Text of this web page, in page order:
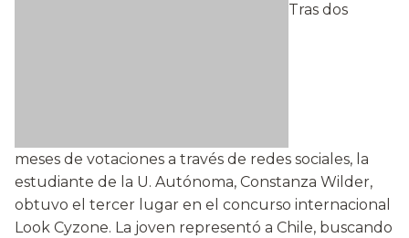
Tras dos
meses de votaciones a través de redes sociales, la
estudiante de la U. Autónoma, Constanza Wilder,
obtuvo el tercer lugar en el concurso internacional
Look Cyzone. La joven representó a Chile, buscando